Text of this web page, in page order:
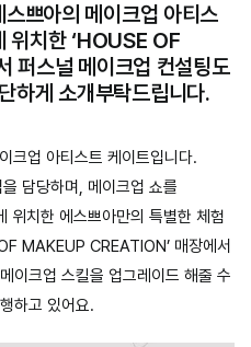
쁘아의 메이크업 아티스
위치한 ‘HOUSE OF
퍼스널 메이크업 컨설팅도
하게 소개부탁드립니다.
크업 아티스트 케이트입니다.
담당하며, 메이크업 쇼를
위치한 에스쁘아만의 특별한 체험
MAKEUP CREATION’ 매장에서
이크업 스킬을 업그레이드 해줄 수
하고 있어요.